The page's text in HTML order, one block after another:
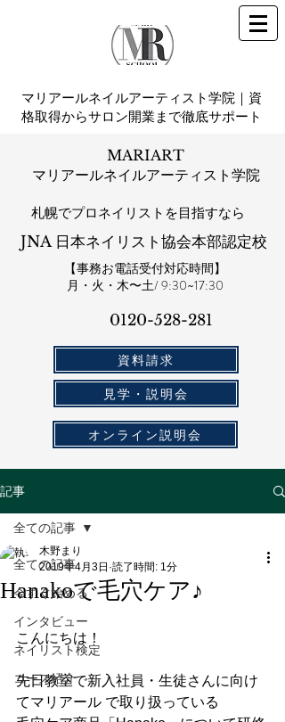
マリアールネイルアーティスト学院｜資
格取得からサロン開業まで徹底サポート
MARIART
マリアールネイルアーティスト学院
札幌​でプロネイリストを目指すなら
JNA 日本ネイリスト協会本部認定校
【事務お電話受付対応時間】
​月・火・木〜土/ 9:30~17:30
0120-528-281​
資料請求
見学・説明会
オンライン説明会
記事
全ての記事
今すぐ始める
インタビュー
ネイリスト検定
コース紹介
全ての記事
Hanakoで毛穴ケア♪
木野まり
2019年4月3日 読了時間: 1分
こんにちは！
先日教室で新入社員・生徒さんに向け
てマリアール で取り扱っている